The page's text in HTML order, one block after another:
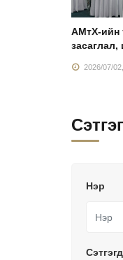
АМтХ-ийн
засаглал,
2026/07/
Нэр